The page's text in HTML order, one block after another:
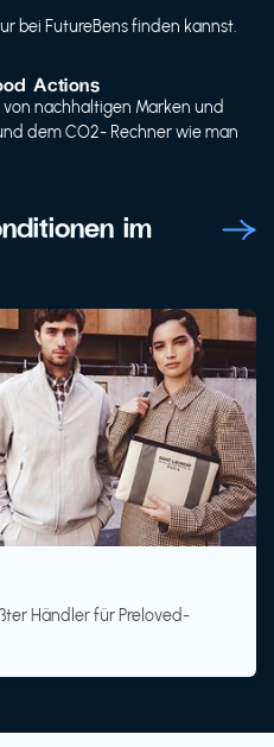
bei FutureBens finden kannst.
Actions
nachhaltigen Marken und
dem CO2- Rechner wie man
im
Händler für Preloved-